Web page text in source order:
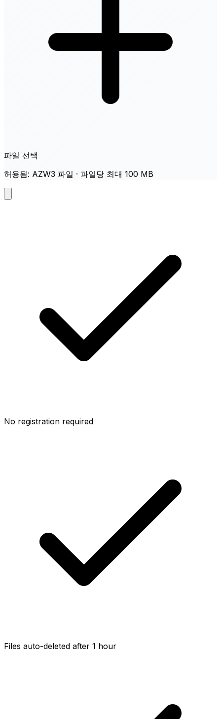
파일 선택
허용됨: AZW3 파일 · 파일당 최대 100 MB
No registration required
Files auto-deleted after 1 hour